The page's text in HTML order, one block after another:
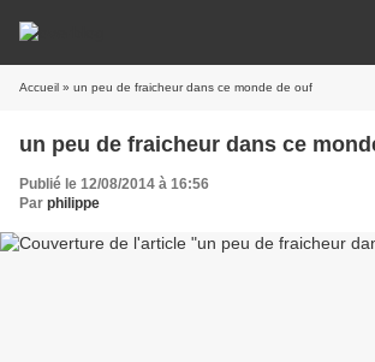
Accueil » un peu de fraicheur dans ce monde de ouf
un peu de fraicheur dans ce
Publié le 12/08/2014 à 16:56
Par philippe